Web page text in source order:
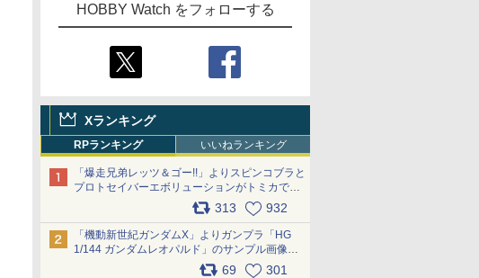
HOBBY Watch をフォローする
Xランキング
RPランキング いいねランキング
「爆走兄弟レッツ＆ゴー!!」よりスピンコブラと
プロトセイバーエボリューションがトミカで登
場 pic.x.com/9paC75M2iL 313 932
「機動新世紀ガンダムX」よりガンプラ「HG
1/144 ガンダムレオパルド」のサンプル画像が
69 301